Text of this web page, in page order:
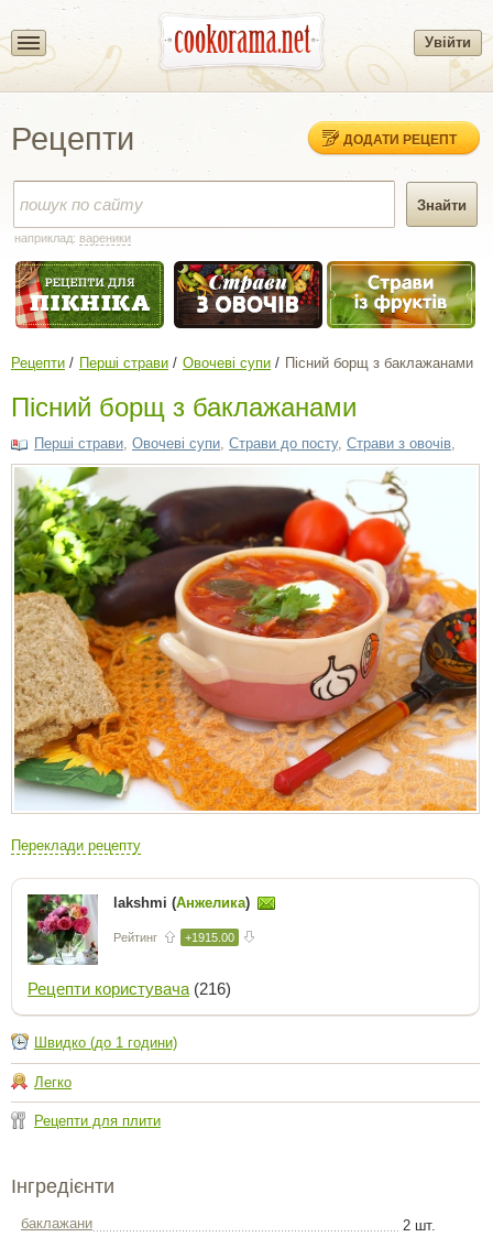
Увійти
Рецепти ДОДАТИ РЕЦЕПТ
наприклад: вареники
Рецепти Перші страви Овочеві супи Пісний борщ з баклажанами
Пісний борщ з баклажанами
Перші страви Овочеві супи Страви до посту, Страви з овочів
Переклади рецепту
lakshmi (Анжелика)
Рейтинг +1915.00
Рецепти користувача (216)
Швидко (до 1 години)
Легко
Рецепти для плити
Інгредієнти
баклажани
2 шт.